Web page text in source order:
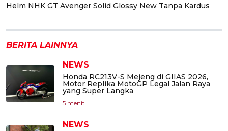
Helm NHK GT Avenger Solid Glossy New Tanpa Kardus
BERITA LAINNYA
NEWS
Honda RC213V-S Mejeng di GIIAS 2026,
Motor Replika MotoGP Legal Jalan Raya
yang Super Langka
5 menit
NEWS